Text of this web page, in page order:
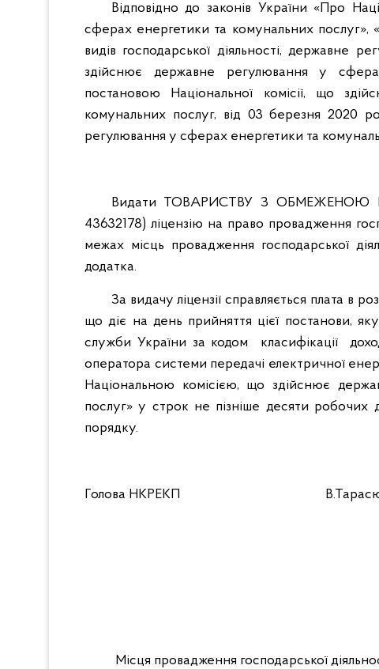
Відповідно до законів України «Про
сферах енергетики та комунальних послуг»,
видів господарської діяльності, державне
здійснює державне регулювання у
постановою Національної комісії, що
комунальних послуг, від 03 березня 2020
регулювання у сферах енергетики та
Видати ТОВАРИСТВУ З ОБМЕЖЕНОЮ
43632178) ліцензію на право провадження
межах місць провадження господарської
додатка.
За видачу ліцензії справляється плата в
що діє на день прийняття цієї постанови,
служби України за кодом класифікації
оператора системи передачі електричної
Національною комісією, що здійснює
послуг» у строк не пізніше десяти
порядку.
Голова НКРЕКП
Місця провадження господарської